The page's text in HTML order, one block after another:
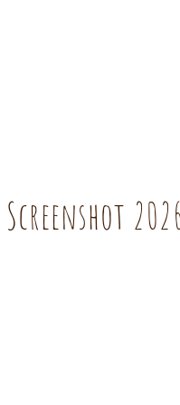
Screenshot